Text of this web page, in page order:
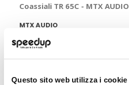
Questo sito web utilizza i cookie
Coassiali TR 65C - MTX AUDIO
MTX AUDIO
64,35 €